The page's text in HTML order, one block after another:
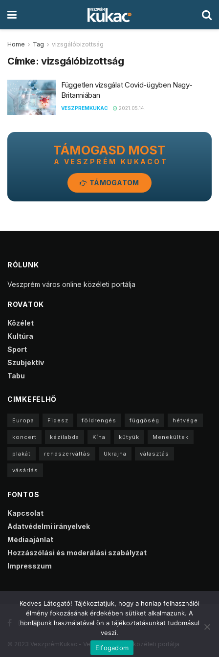
Home Tag vizsgálóbizottság
Címke:vizsgálóbizottság
Független vizsgálat Covid-ügyben Nagy-
Britanniában
VESZPREMKUKAC 2021.05.14.
TÁMOGASD MOST
A VESZPRÉM KUKACOT
TÁMOGATOM
RÓLUNK
Veszprém város online közéleti portálja
ROVATOK
Közélet
Kultúra
Sport
Szubjektív
Tabu
CIMKEFELHŐ
Europa Fidesz földrengés függőség hétvége
koncert kézilabda Kína kütyük Menekültek
plakát rendszerváltás Ukrajna választás
vásárlás
FONTOS
Kapcsolat
Adatvédelmi irányelvek
Médiaajánlat
Hozzászólási és moderálási szabályzat
Impresszum
© 2023 VeszprémKukac - Veszprém online közéleti portálja
Kedves Látogató! Tájékoztatjuk, hogy a honlap felhasználói
élmény fokozásának érdekében sütiket alkalmazunk. A
honlapunk használatával ön a tájékoztatásunkat tudomásul
veszi.
Elfogadom